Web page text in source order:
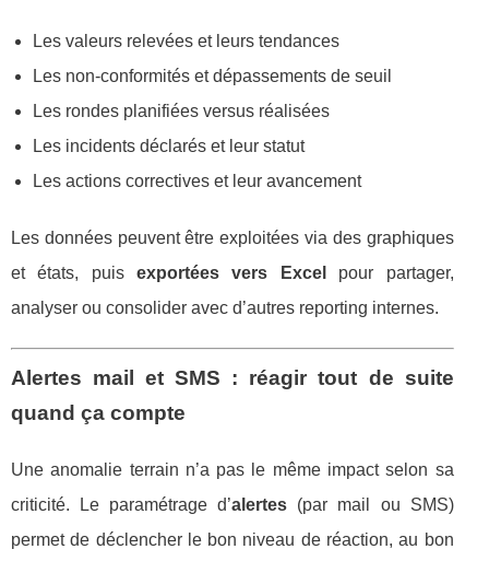
Les valeurs relevées et leurs tendances
Les non-conformités et dépassements de seuil
Les rondes planifiées versus réalisées
Les incidents déclarés et leur statut
Les actions correctives et leur avancement
Les données peuvent être exploitées via des graphiques
et états, puisexportées vers Excel
pour partager,
analyser ou consolider avec d’autres reporting internes.
Alertes mail et SMS : réagir tout de suite
quand ça compte
Une anomalie terrain n’a pas le même impact selon sa
criticité. Le paramétrage d’alertes (par mail ou SMS)
permet de déclencher le bon niveau de réaction, au bon